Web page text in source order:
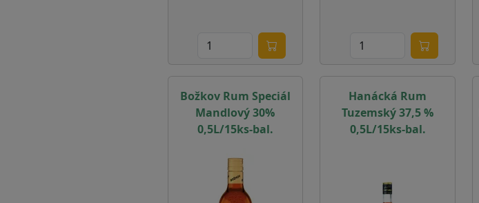
Božkov Rum Speciál
Mandlový 30%
0,5L/15ks-bal.
Hanácká Rum
Tuzemský 37,5 %
0,5L/15ks-bal.